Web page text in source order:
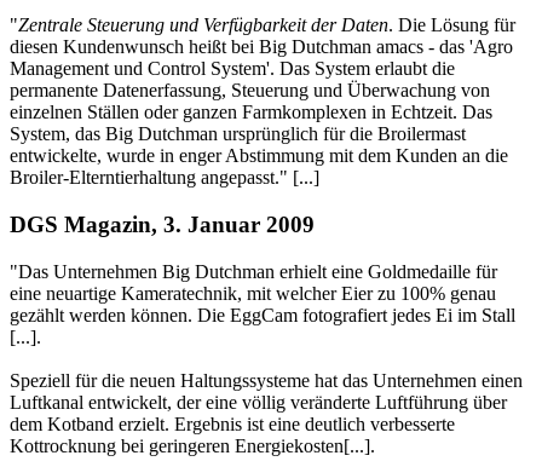
"Zentrale Steuerung und Verfügbarkeit der Daten. Die Lösung für
diesen Kundenwunsch heißt bei Big Dutchman amacs - das 'Agro
Management und Control System'. Das System erlaubt die
permanente Datenerfassung, Steuerung und Überwachung von
einzelnen Ställen oder ganzen Farmkomplexen in Echtzeit. Das
System, das Big Dutchman ursprünglich für die Broilermast
entwickelte, wurde in enger Abstimmung mit dem Kunden an die
Broiler-Elterntierhaltung angepasst." [...]
DGS Magazin, 3. Januar 2009
"Das Unternehmen Big Dutchman erhielt eine Goldmedaille für
eine neuartige Kameratechnik, mit welcher Eier zu 100% genau
gezählt werden können. Die EggCam fotografiert jedes Ei im Stall
[...].
Speziell für die neuen Haltungssysteme hat das Unternehmen einen
Luftkanal entwickelt, der eine völlig veränderte Luftführung über
dem Kotband erzielt. Ergebnis ist eine deutlich verbesserte
Kottrocknung bei geringeren Energiekosten[...].